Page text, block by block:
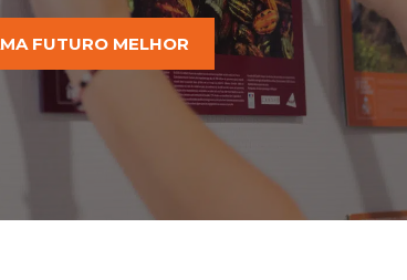
FUTURO MELHOR